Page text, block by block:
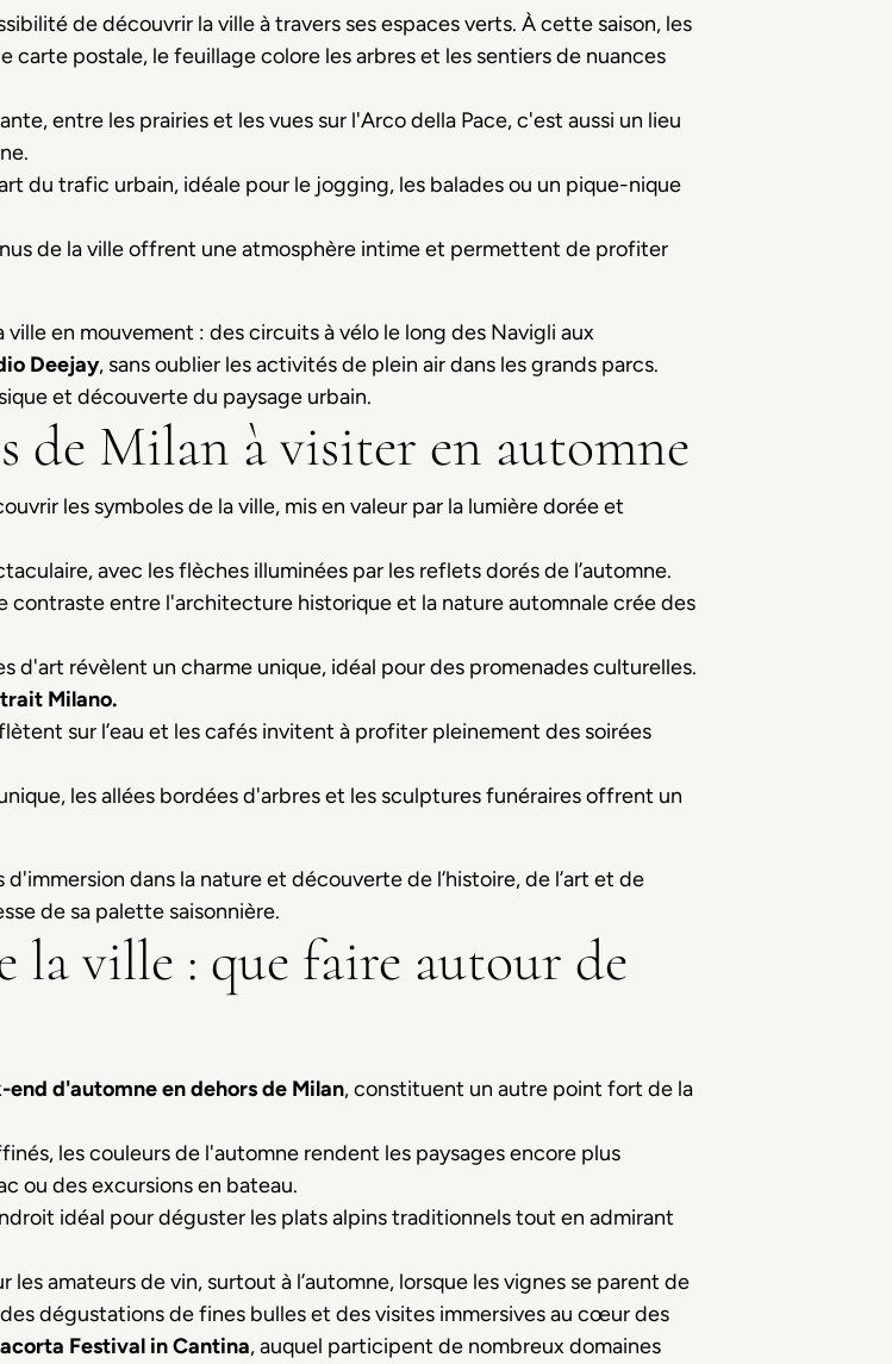
de découvrir la ville à travers ses espaces verts. À cette saison, les
carte postale, le feuillage colore les arbres et les sentiers de nuances
entre les prairies et les vues sur l'Arco della Pace, c'est aussi un lieu
du trafic urbain, idéale pour le jogging, les balades ou un pique-nique
de la ville offrent une atmosphère intime et permettent de profiter
en mouvement : des circuits à vélo le long des Navigli aux
Deejay, sans oublier les activités de plein air dans les grands parcs.
et découverte du paysage urbain.
de Milan à visiter en automne
les symboles de la ville, mis en valeur par la lumière dorée et
avec les flèches illuminées par les reflets dorés de l’automne.
contraste entre l'architecture historique et la nature automnale crée des
d'art révèlent un charme unique, idéal pour des promenades culturelles.
Milano.
sur l’eau et les cafés invitent à profiter pleinement des soirées
les allées bordées d'arbres et les sculptures funéraires offrent un
dans la nature et découverte de l’histoire, de l’art et de
de sa palette saisonnière.
la ville : que faire autour de
end d'automne en dehors de Milan, constituent un autre point fort de la
les couleurs de l'automne rendent les paysages encore plus
ou des excursions en bateau.
idéal pour déguster les plats alpins traditionnels tout en admirant
amateurs de vin, surtout à l’automne, lorsque les vignes se parent de
dégustations de fines bulles et des visites immersives au cœur des
Festival in Cantina, auquel participent de nombreux domaines